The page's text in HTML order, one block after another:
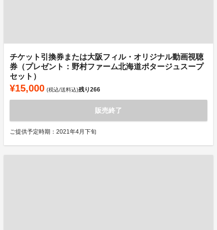
チケット引換券または大阪フィル・オリジナル動画視聴
券（プレゼント：野村ファーム北海道ポタージュスープ
セット）
¥15,000 (税込/送料込)残り266
販売終了
ご提供予定時期：2021年4月下旬